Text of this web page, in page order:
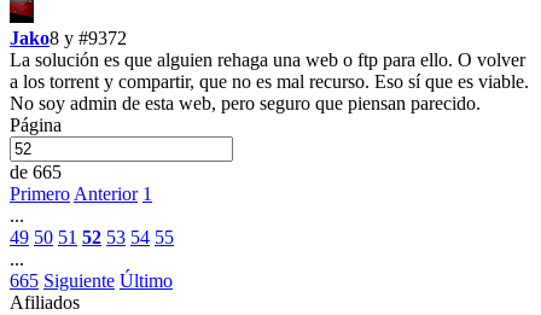
Jako8 y #9372
La solución es que alguien rehaga una web o ftp para ello. O volver
a los torrent y compartir, que no es mal recurso. Eso sí que es viable.
No soy admin de esta web, pero seguro que piensan parecido.
Página
de 665
Primero Anterior 1
...
49 50 51 52 53 54 55
...
665 Siguiente Último
Afiliados